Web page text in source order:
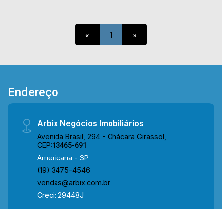
« 1 »
Endereço
Arbix Negócios Imobiliários
Avenida Brasil, 294 - Chácara Girassol,
CEP:13465-691
Americana - SP
(19) 3475-4546
vendas@arbix.com.br
Creci: 29448J